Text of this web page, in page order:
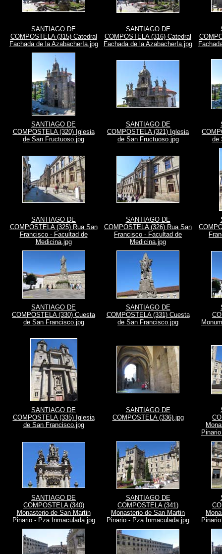
SANTIAGO DE
COMPOSTELA (315) Catedral
Fachada de la AzabacherIa.jpg
SANTIAGO DE
COMPOSTELA (316) Catedral
Fachada de la AzabacherIa.jpg
SANTIAGO DE
COMPOSTELA (320) Iglesia
de San Fructuoso.jpg
SANTIAGO DE
COMPOSTELA (321) Iglesia
de San Fructuoso.jpg
de
SANTIAGO DE
COMPOSTELA (325) Rua San
Francisco - Facultad de
Medicina.jpg
SANTIAGO DE
COMPOSTELA (326) Rua San
Francisco - Facultad de
Medicina.jpg
SANTIAGO DE
COMPOSTELA (330) Cuesta
de San Francisco.jpg
SANTIAGO DE
COMPOSTELA (331) Cuesta
de San Francisco.jpg
SANTIAGO DE
COMPOSTELA (335) Iglesia
de San Francisco.jpg
SANTIAGO DE
COMPOSTELA (336).jpg
SANTIAGO DE
COMPOSTELA (340)
Monasterio de San Martin
Pinario - Pza Inmaculada.jpg
SANTIAGO DE
COMPOSTELA (341)
Monasterio de San Martin
Pinario - Pza Inmaculada.jpg